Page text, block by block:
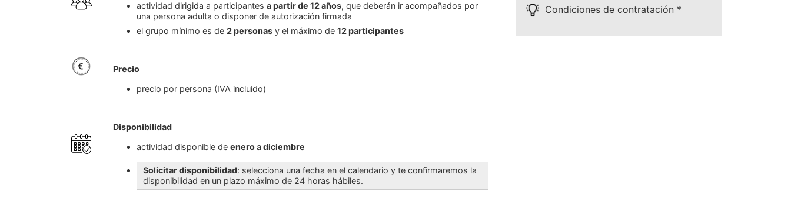
actividad dirigida a participantesa partir de 12 años, que deberán ir acompañados por
una persona adulta o disponer de autorización firmada
el grupo mínimo es de2 personas y el máximo de12 participantes
Precio
precio por persona (IVA incluido)
Disponibilidad
actividad disponible deenero a diciembre
Solicitar disponibilidad: selecciona una fecha en el calendario y te confirmaremos la
disponibilidad en un plazo máximo de 24 horas hábiles.
Condiciones de contratación *